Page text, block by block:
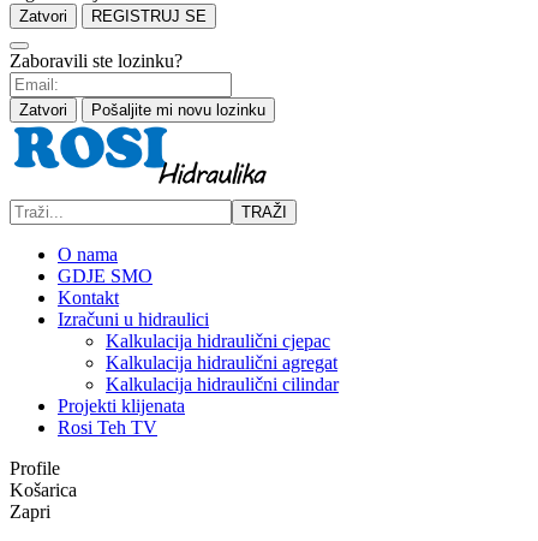
Zatvori REGISTRUJ SE
Zaboravili ste lozinku?
Zatvori Pošaljite mi novu lozinku
TRAŽI
O nama
GDJE SMO
Kontakt
Izračuni u hidraulici
Kalkulacija hidraulični cjepac
Kalkulacija hidraulični agregat
Kalkulacija hidraulični cilindar
Projekti klijenata
Rosi Teh TV
Profile
Košarica
Zapri